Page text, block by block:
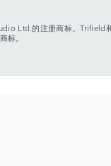
Ltd.的注册商标。Trifield
标。